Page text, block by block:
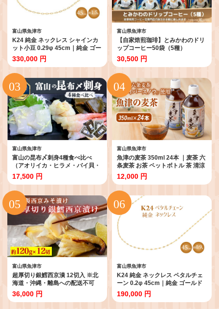
富山県魚津市
K24 純金 ネックレス シャインカ
ット小豆 0.29φ 45cm｜純金 ゴー
ルド 24金 K24日本製 アクセサリ
ー ネックレス ジュエリー レディ
ース メンズ ファッション ギフト
プレゼント 贈答用 ご褒美 贅沢 ゴ
ールドネックレス ゴールドアクセ
サリー K24ネックレス K24アクセ
サリー 富山 富山県 魚津市 ※沖縄
への配送不可
330,000 円
富山県魚津市
【自家焙煎珈琲】とみかわのドリ
ップコーヒー50袋（5種）
30,500 円
富山県魚津市
富山の昆布〆刺身4種食べ比べ
（アオリイカ・ヒラメ・バイ貝・
甘エビ）各1枚 昆布締め 昆布〆
刺し身 盛り合わせ 刺身盛り合わ
せ 詰め合わせ 冷蔵 冷蔵配送 個包
装 北陸 富山 海鮮 国産 新鮮 鮮度
ばい貝 アオリイカ ひらめ 甘エビ
甘えび 甘海老 魚介 魚介類 魚 肴
国産刺身 北陸刺身 富山刺身 国産
昆布締め 北陸昆布締め 富山昆布
締め 昆布締めセット※北海道・沖
縄・離島への配送不可 ◇
17,500 円
富山県魚津市
魚津の麦茶 350ml 24本 ｜麦茶 六
条麦茶 お茶 ペットボトル 茶 清涼
飲料水 六条麦茶 北アルプス 水
【 むぎ茶 】
12,000 円
富山県魚津市
超厚切り銀鱈西京漬 12切入 ※北
海道・沖縄・離島への配送不可
36,000 円
富山県魚津市
K24 純金 ネックレス ペタルチェ
ーン 0.2φ 45cm｜純金 ゴールド
24金 K24日本製 アクセサリー ネ
ックレス ジュエリー レディース
190,000 円